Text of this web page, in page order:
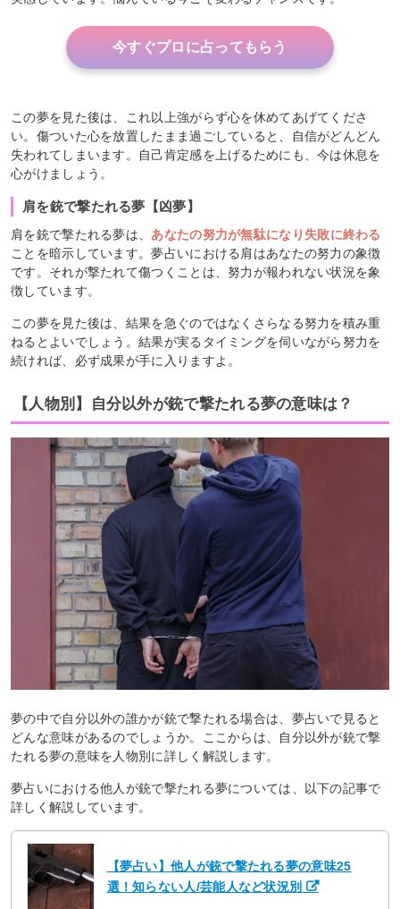
今すぐプロに占ってもらう
この夢を見た後は、これ以上強がらず心を休めてあげてくださ
い。傷ついた心を放置したまま過ごしていると、自信がどんどん
失われてしまいます。自己肯定感を上げるためにも、今は休息を
心がけましょう。
肩を銃で撃たれる夢【凶夢】
肩を銃で撃たれる夢は、 あなたの努力が無駄になり失敗に終わる
ことを暗示しています。夢占いにおける肩はあなたの努力の象徴
です。それが撃たれて傷つくことは、努力が報われない状況を象
徴しています。
この夢を見た後は、結果を急ぐのではなくさらなる努力を積み重
ねるとよいでしょう。結果が実るタイミングを伺いながら努力を
続ければ、必ず成果が手に入りますよ。
【人物別】自分以外が銃で撃たれる夢の意味は？
夢の中で自分以外の誰かが銃で撃たれる場合は、夢占いで見ると
どんな意味があるのでしょうか。ここからは、自分以外が銃で撃
たれる夢の意味を人物別に詳しく解説します。
夢占いにおける他人が銃で撃たれる夢については、以下の記事で
詳しく解説しています。
【夢占い】他人が銃で撃たれる夢の意味25
選！知らない人/芸能人など状況別